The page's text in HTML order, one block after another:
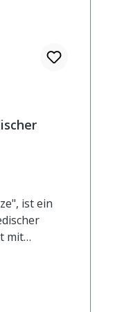
ist ein
mit
feinen